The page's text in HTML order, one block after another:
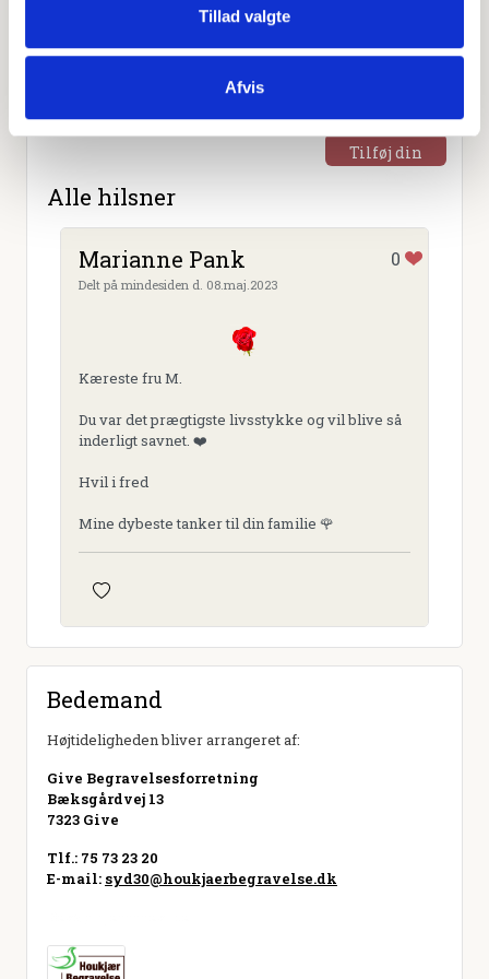
Tillad valgte
Afvis
Tilføj din
Alle hilsner
Marianne Pank 0
Delt på mindesiden d. 08.maj.2023
Kæreste fru M.
Du var det prægtigste livsstykke og vil blive så
inderligt savnet. ❤️
Hvil i fred
Mine dybeste tanker til din familie 🌹
Bedemand
Højtideligheden bliver arrangeret af:
Give Begravelsesforretning
Bæksgårdvej 13
7323 Give
Tlf.: 75 73 23 20
E-mail: syd30@houkjaerbegravelse.dk